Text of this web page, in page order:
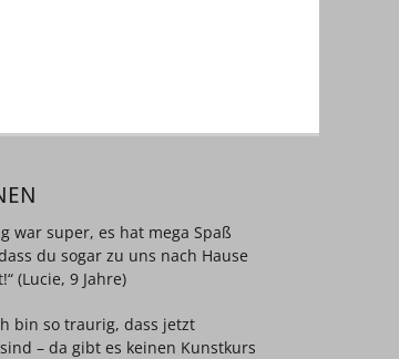
war super, es hat mega Spaß
du sogar zu uns nach Hause
(Lucie, 9 Jahre)
bin so traurig, dass jetzt
– da gibt es keinen Kunstkurs